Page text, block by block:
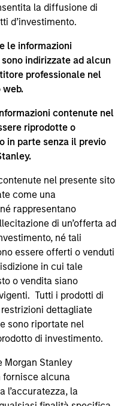
la diffusione di
d’investimento.
le informazioni
indirizzate ad alcun
professionale nel
web.
contenute nel
riprodotte o
in parte senza il previo
nel presente sito
come una
rappresentano
di un’offerta ad
né tali
essere offerti o venduti
in cui tale
o vendita siano
Tutti i prodotti di
dettagliate
sono riportate nel
di investimento.
Morgan Stanley
fornisce alcuna
l’accuratezza, la
im/msinvf/index.html
all’indirizzo
B 29 192.
di sostenibilità del
degli investitori sono
invitati a prendere
sottoscrizione” (Extended
“Informazioni
Information for
del Prospetto riguarda
Informativo, del
chiave per gli
e delle relazioni
possono
in Svizzera. Il
Fund Services S.A.,
Ginevra. L’agente pagatore
Genève, 17, quai de l’Ile,
in questione decide
del Comparto
è registrato per la vendita,
OICVM.
.
in base al valore
delle spese, e non